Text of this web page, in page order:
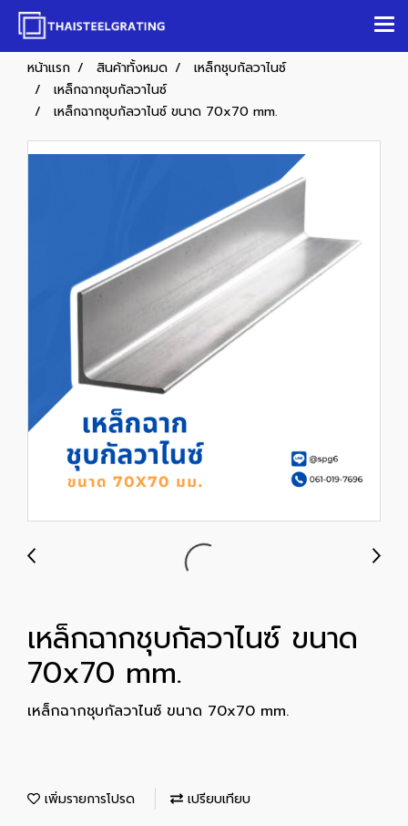
หน้าแรก สินค้าทั้งหมด
เหล็กชุบกัลวาไนซ์
เหล็กฉากชุบกัลวาไนซ์
เหล็กฉากชุบกัลวาไนซ์ ขนาด 70x70 mm.
เหล็กฉากชุบกัลวาไนซ์ ขนาด
70x70 mm.
เหล็กฉากชุบกัลวาไนซ์ ขนาด 70x70 mm.
เพิ่มรายการโปรด เปรียบเทียบ